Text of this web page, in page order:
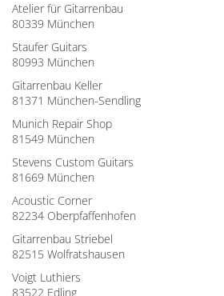
Atelier für Gitarrenbau
80339 München
Staufer Guitars
80993 München
Gitarrenbau Keller
81371 München-Sendling
Munich Repair Shop
81549 München
Stevens Custom Guitars
81669 München
Acoustic Corner
82234 Oberpfaffenhofen
Gitarrenbau Striebel
82515 Wolfratshausen
Voigt Luthiers
83522 Edling